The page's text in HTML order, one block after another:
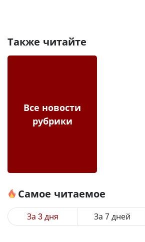
Также читайте
Все новости
рубрики
Самое читаемое
За 3 дня За 7 дней